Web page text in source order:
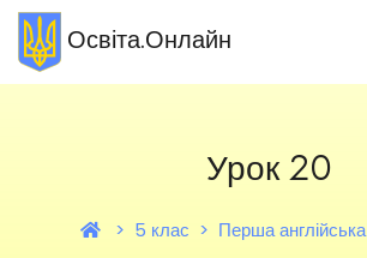
Освіта.Онлайн
Урок 20
5 клас Перша англійська